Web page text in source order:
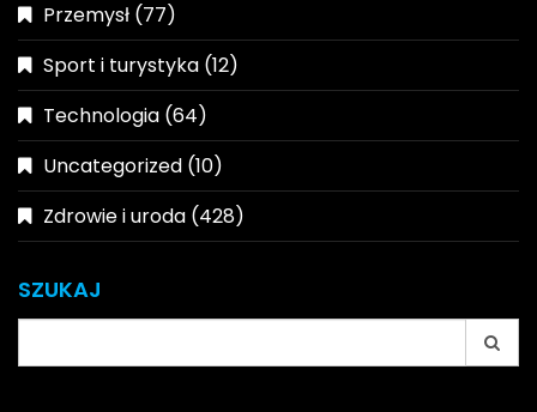
Przemysł (77)
Sport i turystyka (12)
Technologia (64)
Uncategorized (10)
Zdrowie i uroda (428)
SZUKAJ
for: